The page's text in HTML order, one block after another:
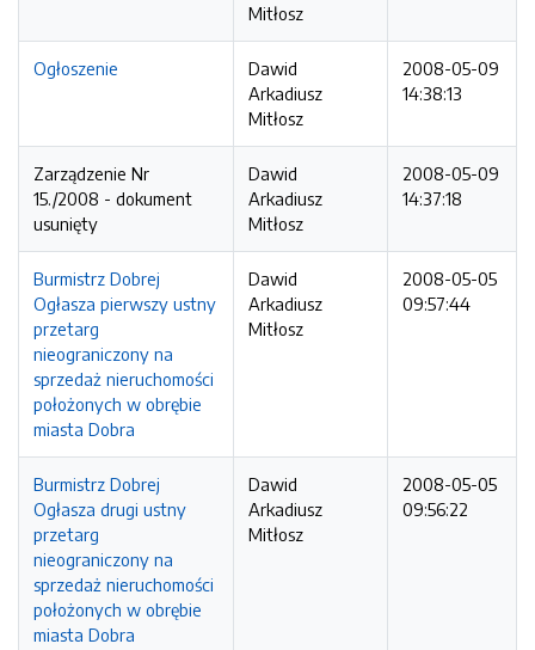
Mitłosz
Ogłoszenie
Dawid
Arkadiusz
Mitłosz
2008-05-09
14:38:13
Zarządzenie Nr
15./2008 - dokument
usunięty
Dawid
Arkadiusz
Mitłosz
2008-05-09
14:37:18
Burmistrz Dobrej
Ogłasza pierwszy ustny
przetarg
nieograniczony na
sprzedaż nieruchomości
położonych w obrębie
miasta Dobra
Dawid
Arkadiusz
Mitłosz
2008-05-05
09:57:44
Burmistrz Dobrej
Ogłasza drugi ustny
przetarg
nieograniczony na
sprzedaż nieruchomości
położonych w obrębie
miasta Dobra
Dawid
Arkadiusz
Mitłosz
2008-05-05
09:56:22